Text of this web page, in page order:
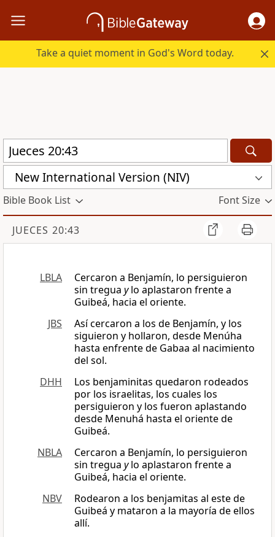
Take a quiet moment in God's Word today.
New International Version (NIV)
Bible Book List Font Size
JUECES 20:43
LBLA
Cercaron a Benjamín, lo persiguieron
sin tregua ylo aplastaron frente a
Guibeá, hacia el oriente.
JBS
Así cercaron a los de Benjamín, y los
siguieron y hollaron, desde Menúha
hasta enfrente de Gabaa al nacimiento
del sol.
DHH
Los benjaminitas quedaron rodeados
por los israelitas, los cuales los
persiguieron y los fueron aplastando
desde Menuhá hasta el oriente de
Guibeá.
NBLA
Cercaron a Benjamín, lo persiguieron
sin tregua ylo aplastaron frente a
Guibeá, hacia el oriente.
NBV
Rodearon a los benjamitas al este de
Guibeá y mataron a la mayoría de ellos
allí.